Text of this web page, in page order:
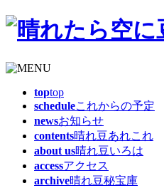
toptop
scheduleこれからの予定
newsお知らせ
contents晴れ豆あれこれ
about us晴れ豆いろは
accessアクセス
archive晴れ豆秘宝庫